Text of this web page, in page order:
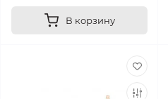
В корзину